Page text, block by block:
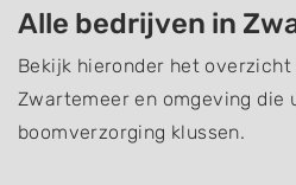
Alle bedrijven in
Bekijk hieronder het
Zwartemeer en omgeving die
boomverzorging klussen.